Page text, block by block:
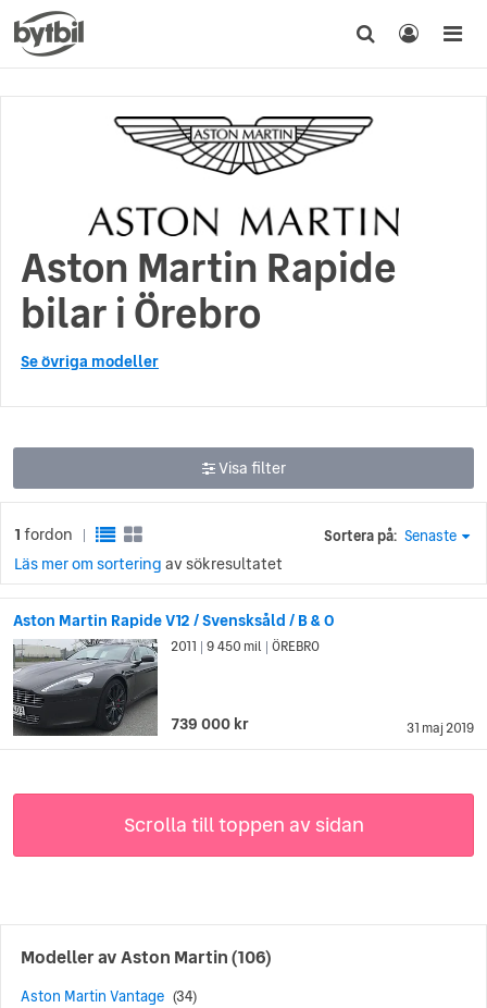
Aston Martin Rapide
bilar i Örebro
Se övriga modeller
Visa filter
1 fordon Sortera på: Senaste
Läs mer om sortering av sökresultatet
Aston Martin Rapide V12 / Svensksåld / B & O
31 maj 2019
2011 9 450 mil ÖREBRO
739 000 kr
Scrolla till toppen av sidan
Modeller avAston Martin(106)
Aston Martin Vantage (34)